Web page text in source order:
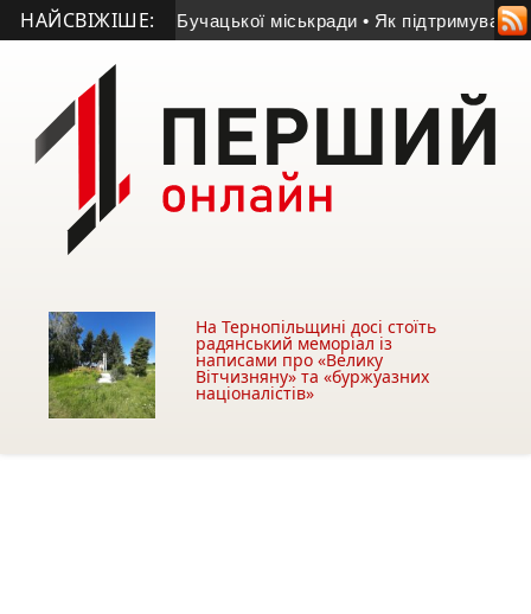
НАЙСВІЖІШЕ:
власності Бучацької міськради • Як підтримувати
На Тернопільщині досі стоїть
радянський меморіал із
написами про «Велику
Вітчизняну» та «буржуазних
націоналістів»